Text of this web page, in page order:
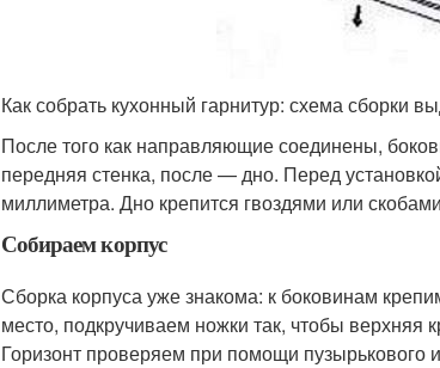
Как собрать кухонный гарнитур: схема сборки
После того как направляющие соединены,
передняя стенка, после — дно. Перед
миллиметра. Дно крепится гвоздями или
Собираем корпус
Сборка корпуса уже знакома: к боковинам
место, подкручиваем ножки так, чтобы верхняя
Горизонт проверяем при помощи пузырькового